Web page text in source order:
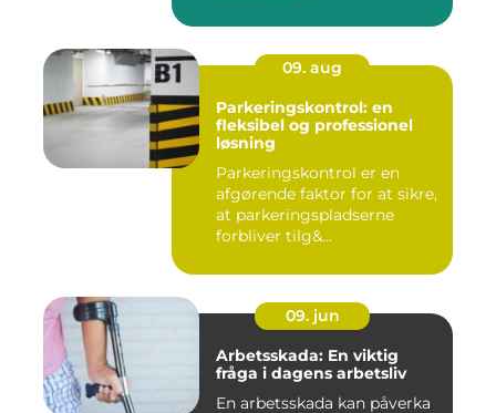
09. aug
Parkeringskontrol: en
fleksibel og professionel
løsning
Parkeringskontrol er en
afgørende faktor for at sikre,
at parkeringspladserne
forbliver tilg&...
09. jun
Arbetsskada: En viktig
fråga i dagens arbetsliv
En arbetsskada kan påverka